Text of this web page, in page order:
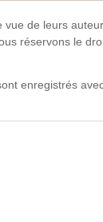
de leurs
réservons le
enregistrés